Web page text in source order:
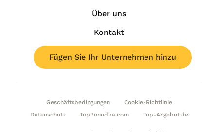
Über uns
Kontakt
Fügen Sie Ihr Unternehmen hinzu
Geschäftsbedingungen
Cookie-Richtlinie
Datenschutz
TopPonudba.com Top-Angebot.de